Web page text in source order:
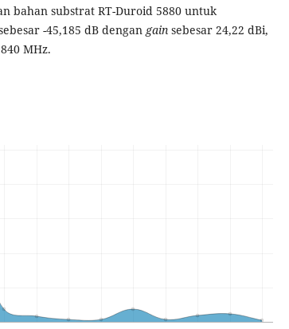
bahan substrat RT-Duroid 5880 untuk
-45,185 dB dengan gain sebesar 24,22 dBi,
840 MHz.